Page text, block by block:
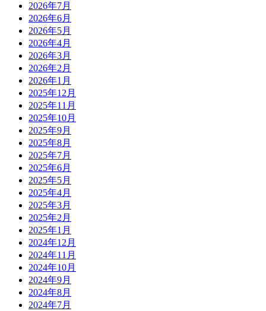
2026年7月
2026年6月
2026年5月
2026年4月
2026年3月
2026年2月
2026年1月
2025年12月
2025年11月
2025年10月
2025年9月
2025年8月
2025年7月
2025年6月
2025年5月
2025年4月
2025年3月
2025年2月
2025年1月
2024年12月
2024年11月
2024年10月
2024年9月
2024年8月
2024年7月